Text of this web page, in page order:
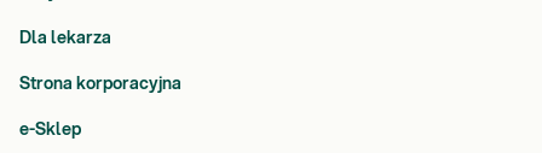
Dla lekarza
Strona korporacyjna
e-Sklep